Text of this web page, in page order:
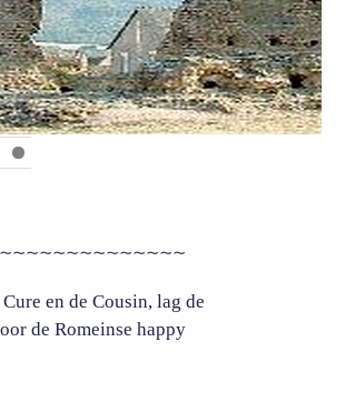
en de Cousin, lag de
de Romeinse happy